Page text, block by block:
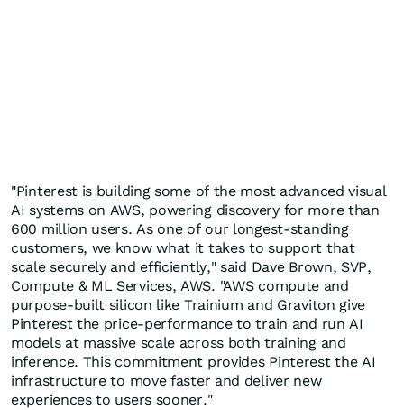
"Pinterest is building some of the most advanced visual
AI systems on AWS, powering discovery for more than
600 million users. As one of our longest-standing
customers, we know what it takes to support that
scale securely and efficiently," said Dave Brown, SVP,
Compute & ML Services, AWS. "AWS compute and
purpose-built silicon like Trainium and Graviton give
Pinterest the price-performance to train and run AI
models at massive scale across both training and
inference. This commitment provides Pinterest the AI
infrastructure to move faster and deliver new
experiences to users sooner."